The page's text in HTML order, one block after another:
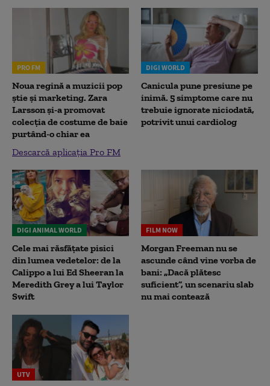
PRO FM
Noua regină a muzicii pop
știe și marketing. Zara
Larsson și-a promovat
colecția de costume de baie
purtând-o chiar ea
Descarcă aplicația Pro FM
DIGI WORLD
Canicula pune presiune pe
inimă. 5 simptome care nu
trebuie ignorate niciodată,
potrivit unui cardiolog
DIGI ANIMAL WORLD
Cele mai răsfățate pisici
din lumea vedetelor: de la
Calippo a lui Ed Sheeran la
Meredith Grey a lui Taylor
Swift
FILM NOW
Morgan Freeman nu se
ascunde când vine vorba de
bani: „Dacă plătesc
suficient”, un scenariu slab
nu mai contează
UTV